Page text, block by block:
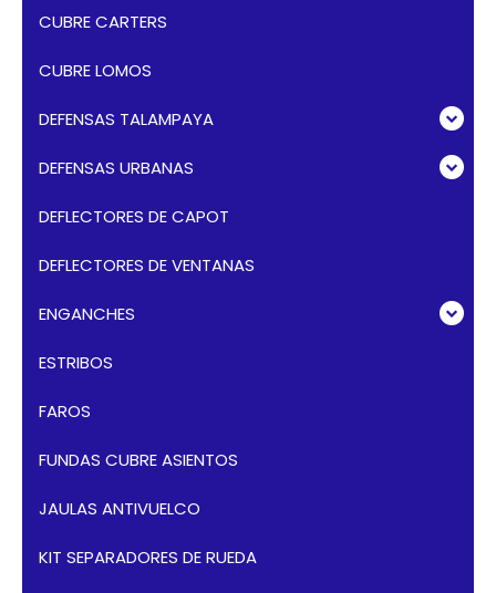
CUBRE CARTERS
CUBRE LOMOS
DEFENSAS TALAMPAYA
DEFENSAS URBANAS
DEFLECTORES DE CAPOT
DEFLECTORES DE VENTANAS
ENGANCHES
ESTRIBOS
FAROS
FUNDAS CUBRE ASIENTOS
JAULAS ANTIVUELCO
KIT SEPARADORES DE RUEDA